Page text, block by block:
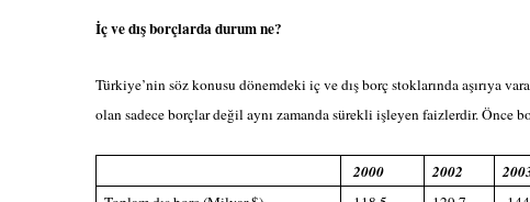
İç ve dış borçlarda durum ne?
Türkiye’nin söz konusu dönemdeki iç ve dış borç stoklarında aşırıya
olan sadece borçlar değil aynı zamanda sürekli işleyen faizlerdir. Önce
2000 2002